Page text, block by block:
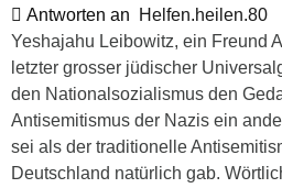
Antworten an
Helfen.heilen.80
Yeshajahu Leibowitz, ein Freund
letzter grosser jüdischer
den Nationalsozialismus den
Antisemitismus der Nazis ein
sei als der traditionelle
Deutschland natürlich gab.